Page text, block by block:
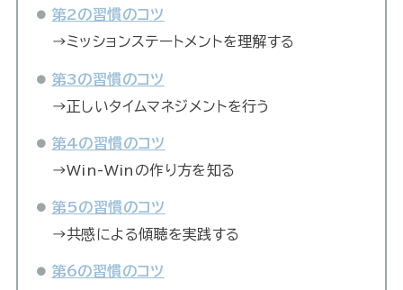
第2の習慣のコツ
→ミッションステートメントを理解する
第3の習慣のコツ
→正しいタイムマネジメントを行う
第4の習慣のコツ
→Win-Winの作り方を知る
第5の習慣のコツ
→共感による傾聴を実践する
第6の習慣のコツ